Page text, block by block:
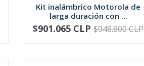
Kit inalámbrico Motorola de
larga duración con ...
+
-
$901.065 CLP $948.800 CLP